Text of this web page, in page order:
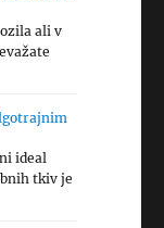
ali v
ideal
tkiv je